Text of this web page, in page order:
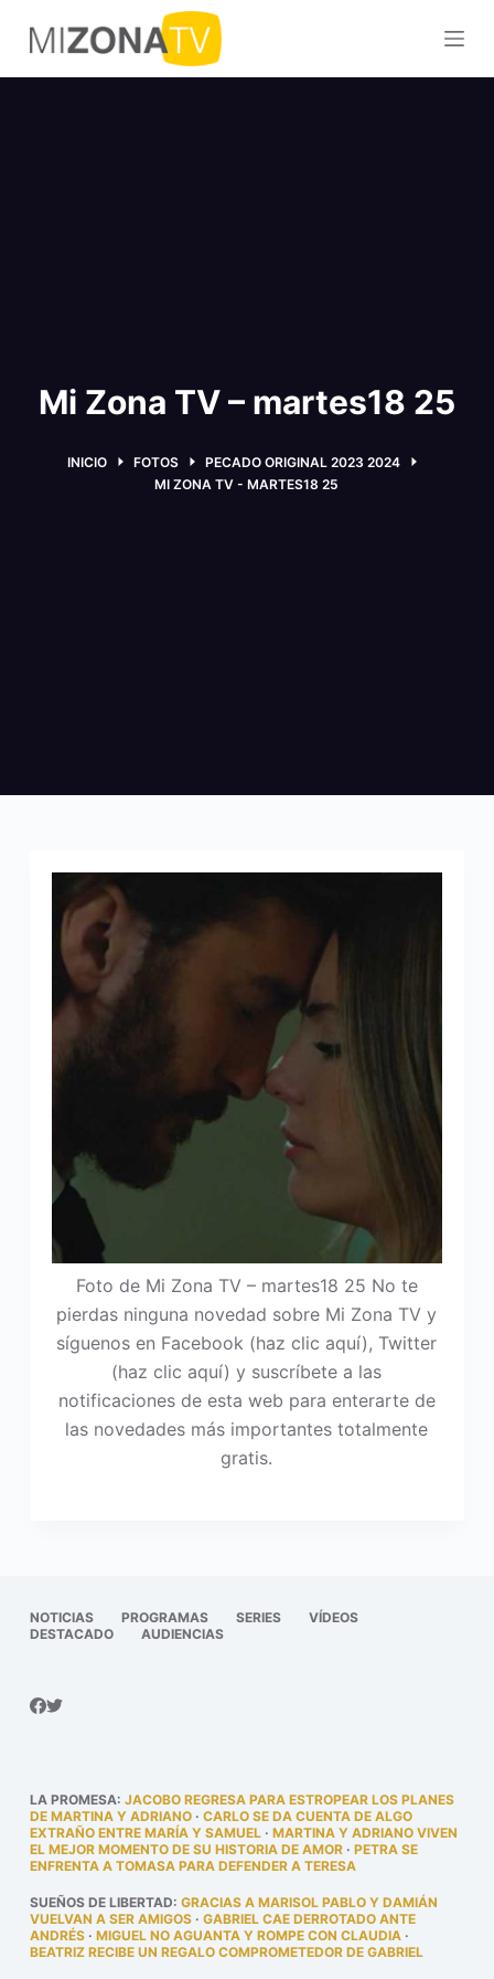
S
a
l
Mi Zona TV – martes18 25
INICIO FOTOS
PECADO ORIGINAL 2023 2024
MI ZONA TV - MARTES18 25
Foto de Mi Zona TV – martes18 25 No te
pierdas ninguna novedad sobre Mi Zona TV y
síguenos en Facebook (haz clic aquí), Twitter
(haz clic aquí) y suscríbete a las
notificaciones de esta web para enterarte de
las novedades más importantes totalmente
gratis.
NOTICIAS PROGRAMAS SERIES
VÍDEOS
DESTACADO
AUDIENCIAS
LA PROMESA: JACOBO REGRESA PARA ESTROPEAR LOS PLANES
DE MARTINA Y ADRIANO· CARLO SE DA CUENTA DE ALGO
EXTRAÑO ENTRE MARÍA Y SAMUEL· MARTINA Y ADRIANO VIVEN
EL MEJOR MOMENTO DE SU HISTORIA DE AMOR· PETRA SE
ENFRENTA A TOMASA PARA DEFENDER A TERESA
SUEÑOS DE LIBERTAD: GRACIAS A MARISOL PABLO Y DAMIÁN
VUELVAN A SER AMIGOS· GABRIEL CAE DERROTADO ANTE
ANDRÉS· MIGUEL NO AGUANTA Y ROMPE CON CLAUDIA·
BEATRIZ RECIBE UN REGALO COMPROMETEDOR DE GABRIEL